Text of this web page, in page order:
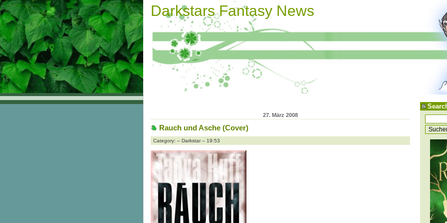
Darkstars Fantasy News
27. März 2008
Rauch und Asche (Cover)
Category: – Darkstar – 19:53